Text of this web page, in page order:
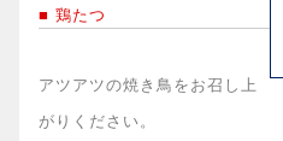
■ 鶏たつ
アツアツの焼き鳥をお召し上
がりください。